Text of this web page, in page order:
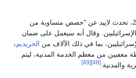
أثناء حملته الانتخابية 2013، تحدث لاپيد عن "حصص متساوية من
وقال أنه سيعمل على ضمان
بما في ذلك الآلاف من الحريديم،
معفيين من معظم الخدمة المدنية، ليتم
والمدنية.[48]
[49]